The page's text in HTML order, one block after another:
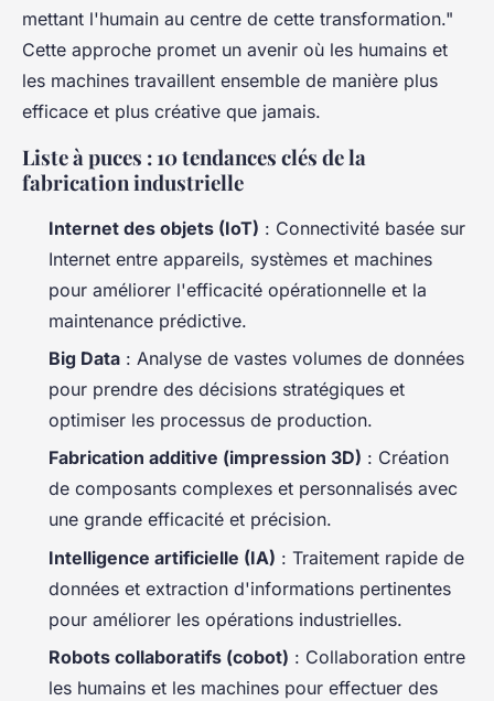
mettant l'humain au centre de cette transformation."
Cette approche promet un avenir où les humains et
les machines travaillent ensemble de manière plus
efficace et plus créative que jamais.
Liste à puces : 10 tendances clés de la
fabrication industrielle
Internet des objets (IoT) : Connectivité basée sur
Internet entre appareils, systèmes et machines
pour améliorer l'efficacité opérationnelle et la
maintenance prédictive.
Big Data : Analyse de vastes volumes de données
pour prendre des décisions stratégiques et
optimiser les processus de production.
Fabrication additive (impression 3D) : Création
de composants complexes et personnalisés avec
une grande efficacité et précision.
Intelligence artificielle (IA) : Traitement rapide de
données et extraction d'informations pertinentes
pour améliorer les opérations industrielles.
Robots collaboratifs (cobot) : Collaboration entre
les humains et les machines pour effectuer des